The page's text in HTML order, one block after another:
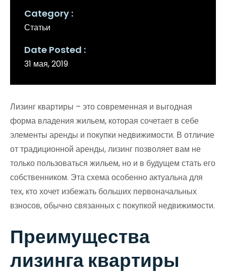
Category
Статьи
Date Posted
31 мая, 2019
Лизинг квартиры – это современная и выгодная
форма владения жильем, которая сочетает в себе
элементы аренды и покупки недвижимости. В отличие
от традиционной аренды, лизинг позволяет вам не
только пользоваться жильем, но и в будущем стать его
собственником. Эта схема особенно актуальна для
тех, кто хочет избежать больших первоначальных
взносов, обычно связанных с покупкой недвижимости.
Преимущества
лизинга квартиры